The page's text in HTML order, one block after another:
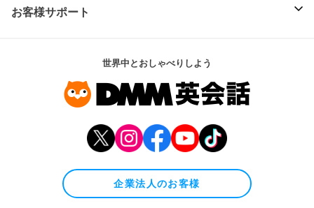
お客様サポート
世界中とおしゃべりしよう
企業法人のお客様